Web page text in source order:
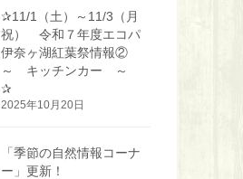
✰11/1（土）～11/3（月
祝） 令和７年度エコパ
伊奈ヶ湖紅葉祭情報②
～ キッチンカー ～
✰
2025年10月20日
「季節の自然情報コーナ
ー」更新！